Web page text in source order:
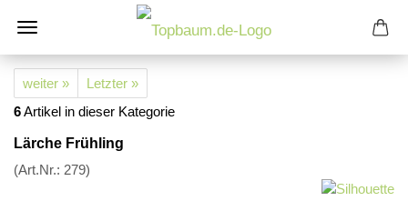
weiter »
Letzter »
6Artikel in dieser Kategorie
Lärche Frühling
(Art.Nr.: 279)